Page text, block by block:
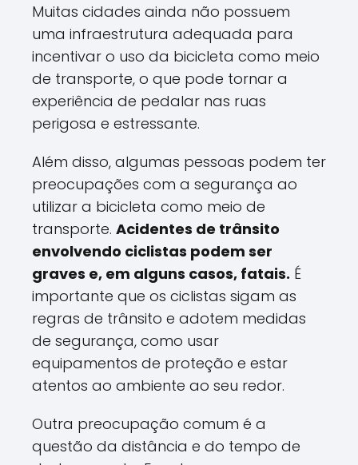
Muitas cidades ainda não possuem
uma infraestrutura adequada para
incentivar o uso da bicicleta como meio
de transporte, o que pode tornar a
experiência de pedalar nas ruas
perigosa e estressante.
Além disso, algumas pessoas podem ter
preocupações com a segurança ao
utilizar a bicicleta como meio de
transporte. Acidentes de trânsito
envolvendo ciclistas podem ser
graves e, em alguns casos, fatais. É
importante que os ciclistas sigam as
regras de trânsito e adotem medidas
de segurança, como usar
equipamentos de proteção e estar
atentos ao ambiente ao seu redor.
Outra preocupação comum é a
questão da distância e do tempo de